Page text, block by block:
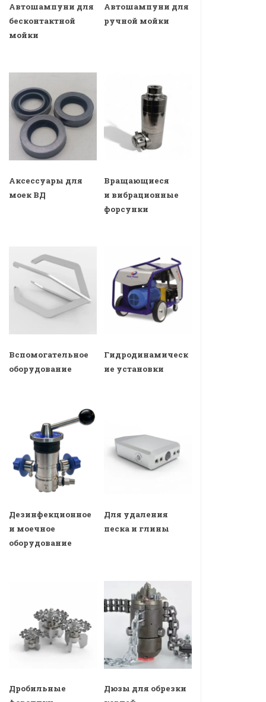
Автошампуни для
бесконтактной
мойки
Автошампуни для
ручной мойки
Аксессуары для
моек ВД
Вращающиеся
и вибрационные
форсунки
Вспомогательное
оборудование
Гидродинамическ
ие установки
Дезинфекционное
и моечное
оборудование
Для удаления
песка и глины
Дробильные
Дюзы для обрезки